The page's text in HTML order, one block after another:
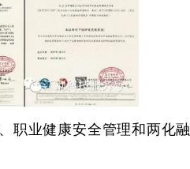
职业健康安全管理和两化